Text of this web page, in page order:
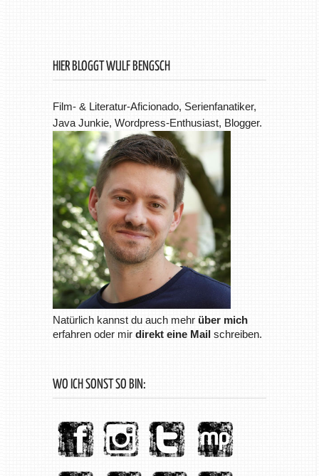
HIER BLOGGT WULF BENGSCH
Film- & Literatur-Aficionado, Serienfanatiker,
Java Junkie, Wordpress-Enthusiast, Blogger.
Natürlich kannst du auch mehr über mich
erfahren oder mir direkt eine Mailschreiben.
WO ICH SONST SO BIN: